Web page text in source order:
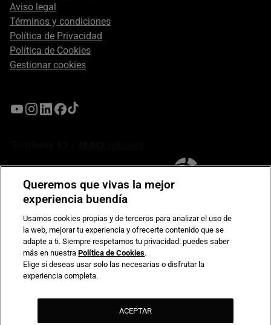
Aviso legal
Términos y condiciones
Política de Privacidad
Política de Cookies
Gestionar cookies
Compromiso de seguridad en pagos electrónicos
Queremos que vivas la mejor
experiencia buendía
Usamos cookies propias y de terceros para analizar el uso de
la web, mejorar tu experiencia y ofrecerte contenido que se
adapte a ti. Siempre respetamos tu privacidad: puedes saber
más en nuestraPolítica de Cookies.
Elige si deseas usar solo las necesarias o disfrutar la
experiencia completa.
ACEPTAR